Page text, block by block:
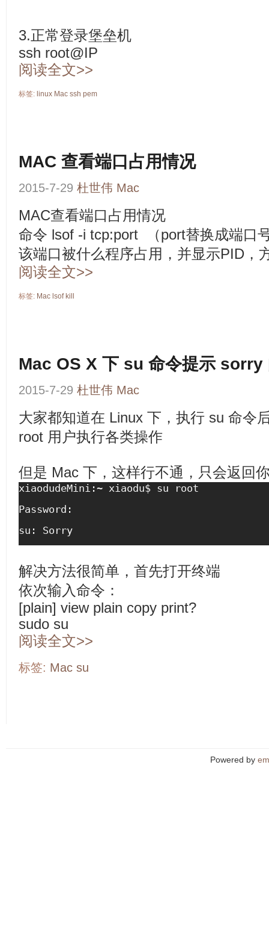
3.正常登录堡垒机
ssh root@IP
阅读全文>>
标签: linux Mac ssh pem
MAC 查看端口占用情况
2015-7-29 杜世伟 Mac
MAC查看端口占用情况
命令 lsof -i tcp:port （port替换成端口
该端口被什么程序占用，并显示PID，
阅读全文>>
标签: Mac lsof kill
Mac OS X 下 su 命令提示 sorry
2015-7-29 杜世伟 Mac
大家都知道在 Linux 下，执行 su 命令
root 用户执行各类操作
但是 Mac 下，这样行不通，只会返回
xiaodudeMini:~ xiaodu$ su root
Password:
su: Sorry
解决方法很简单，首先打开终端
依次输入命令：
[plain] view plain copy print?
sudo su
阅读全文>>
标签: Mac su
Powered by